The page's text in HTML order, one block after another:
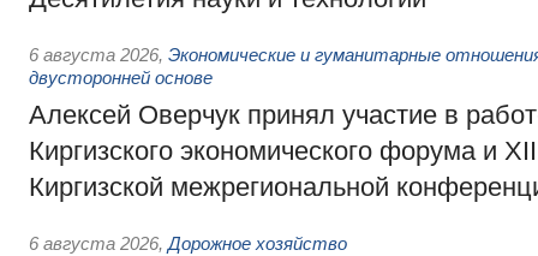
6 августа 2026, Экономические и гуманитарные
двусторонней основе
Алексей Оверчук принял участие в
Киргизского экономического форума и
Киргизской межрегиональной
6 августа 2026, Дорожное хозяйство